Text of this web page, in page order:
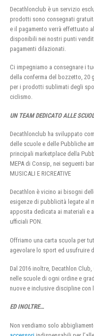
Decathlonclub è un servizio
prodotti sono consegnati
e il pagamento verrà effettuato
disponibili nei nostri punti
pagamenti dilazionati.
Ci impegniamo a consegnare i
della conferma del bozzetto,
per i prodotti sublimati degli
ciclismo.
UN TEAM DEDICATO ALLE
Decathlonclub ha sviluppato
delle scuole e delle Pubbliche
principali marketplace della
MEPA di Consip, nei seguenti
MUSICALI E RICREATIVE
Decathlon è vicino ai bisogni
esigenze di pubblicità legate al
apposita dedicata ai materiali e
ufficiali PON.
Offriamo una carta scuola per
agevolare lo sport ed usufruire
Dal 2016 inoltre, Decathlon
nelle scuole di ogni ordine e
nuove e inclusive discipline con
ED INOLTRE…
Non vendiamo solo